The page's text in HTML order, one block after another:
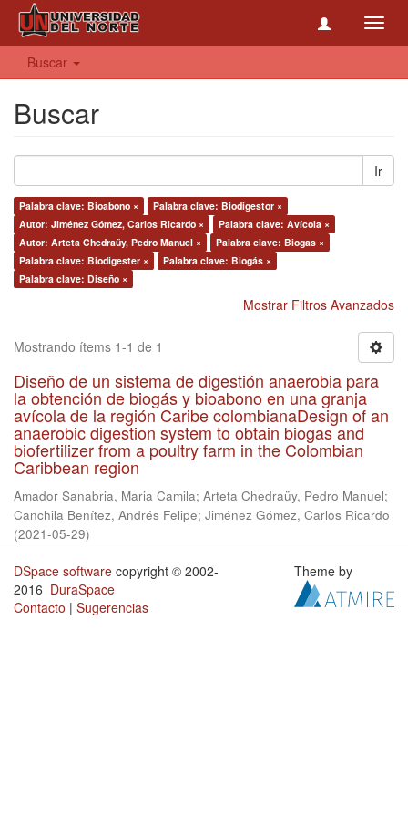
Buscar
Buscar
Ir
Palabra clave: Bioabono ×
Palabra clave: Biodigestor ×
Autor: Jiménez Gómez, Carlos Ricardo ×
Palabra clave: Avícola ×
Autor: Arteta Chedraüy, Pedro Manuel ×
Palabra clave: Biogas ×
Palabra clave: Biodigester ×
Palabra clave: Biogás ×
Palabra clave: Diseño ×
Mostrar Filtros Avanzados
Mostrando ítems 1-1 de 1
Diseño de un sistema de digestión anaerobia para
la obtención de biogás y bioabono en una granja
avícola de la región Caribe colombianaDesign of an
anaerobic digestion system to obtain biogas and
biofertilizer from a poultry farm in the Colombian
Caribbean region
Amador Sanabria, Maria Camila; Arteta Chedraüy, Pedro Manuel;
Canchila Benítez, Andrés Felipe; Jiménez Gómez, Carlos Ricardo
(2021-05-29)
DSpace software copyright © 2002-
2016 DuraSpace
Contacto | Sugerencias
Theme by